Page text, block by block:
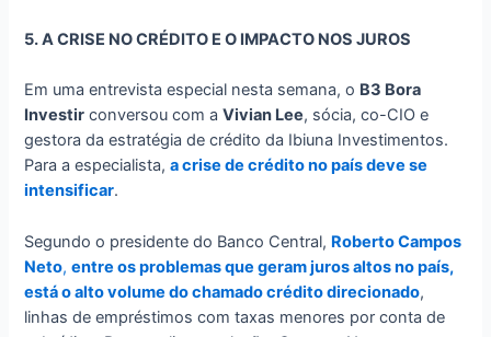
5. A CRISE NO CRÉDITO E O IMPACTO NOS JUROS
Em uma entrevista especial nesta semana, o B3 Bora
Investir conversou com aVivian Lee, sócia, co-CIO e
gestora da estratégia de crédito da Ibiuna Investimentos.
Para a especialista,a crise de crédito no país deve se
intensificar.
Segundo o presidente do Banco Central, Roberto Campos
Neto,entre os problemas que geram juros altos no país,
está o alto volume do chamado crédito direcionado,
linhas de empréstimos com taxas menores por conta de